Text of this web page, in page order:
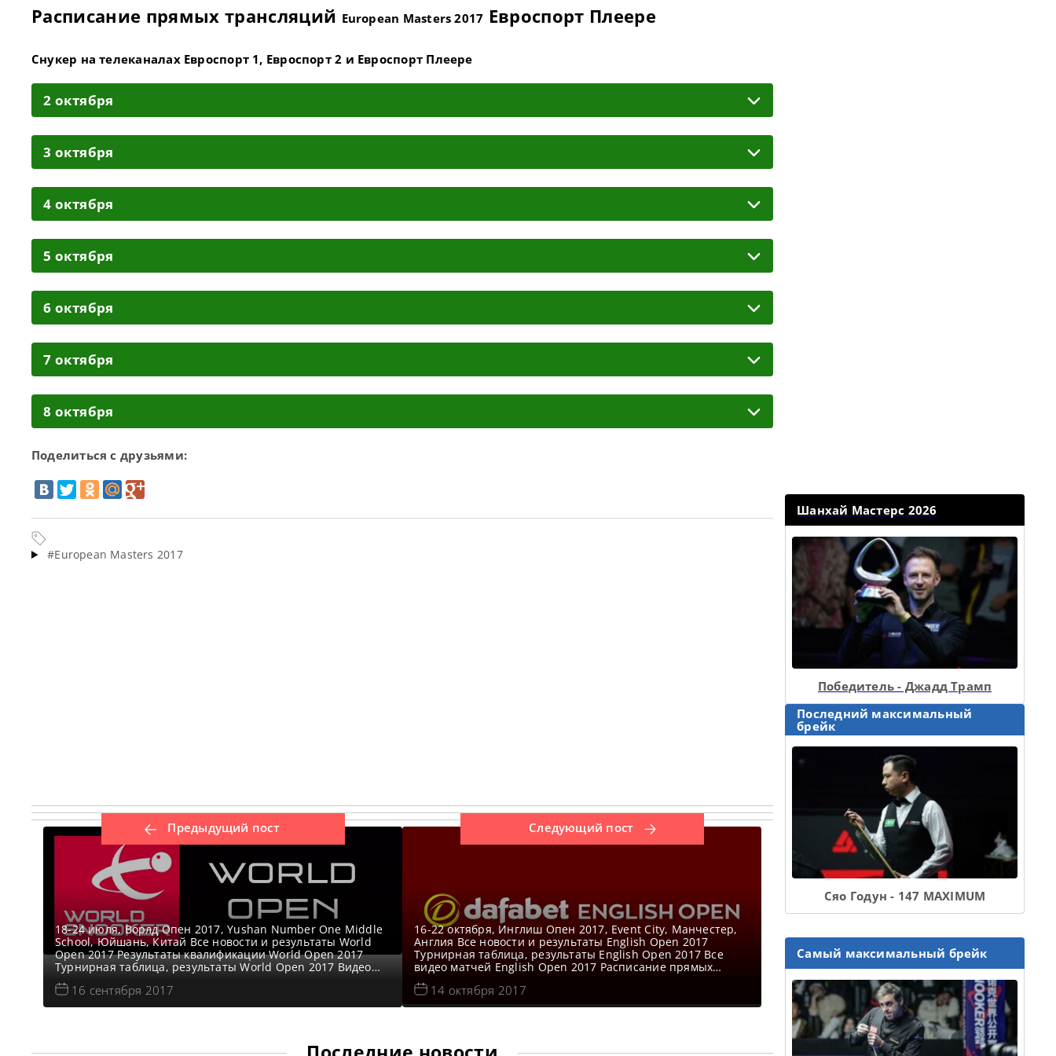
Расписание прямых трансляций European Masters 2017 Евроспорт Плеере
Снукер на телеканалах Евроспорт 1, Евроспорт 2 и Евроспорт Плеере
2 октября
3 октября
4 октября
5 октября
6 октября
7 октября
8 октября
Поделиться с друзьями:
#European Masters 2017
Предыдущий пост
18-24 июля, Ворлд Опен 2017, Yushan Number One Middle
School, Юйшань, Китай Все новости и результаты World
Open 2017 Результаты квалификации World Open 2017
Турнирная таблица, результаты World Open 2017 Видео
World Open 2017 Расписание прямых трансляций World
Open 2017 Снукер на телеканалах Евроспорт 1, Евроспорт
2 и Евроспорт Плеере 18 сентября Первый день —
16 сентября 2017
Следующий пост
16-22 октября, Инглиш Опен 2017, Event City, Манчестер,
Англия Все новости и результаты English Open 2017
Турнирная таблица, результаты English Open 2017 Все
видео матчей English Open 2017 Расписание прямых
трансляций English Open 2017 Снукер на телеканалах
Евроспорт 1, Евроспорт 2 и Евроспорт Плеере 16 октября
Первый день Прямые трансляци начало трансляции 12:00
14 октября 2017
Шанхай Мастерс 2026
Победитель - Джадд Трамп
Последний максимальный
брейк
Сяо Годун - 147 MAXIMUM
Самый максимальный брейк